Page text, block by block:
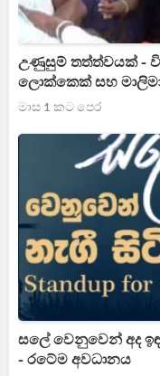
උණුසුම් තත්ත්වයක් -
ලොක්කෙක් සහ
මාස 1 කට පෙර
සලේ වෙනුවෙන් අද
- රටේම අවධානය